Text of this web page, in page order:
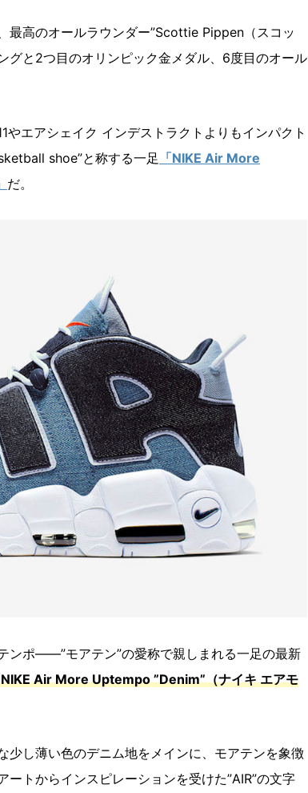
最高のオールラウンダー”Scottie Pippen（スコッ
グと2つ目のオリンピック金メダル、6度目のオール
エアシェイク インデストラクトよりもインパクト
shoe”と称する一足 「NIKE Air More
だ。
ンポ――”モアテン”の愛称で親しまれる一足の最新
Air More Uptempo ”Denim”（ナイキ エアモ
少し薄い色のデニム地をメインに、モアテンを象徴
トからインスピレーションを受けた”AIR”の文字